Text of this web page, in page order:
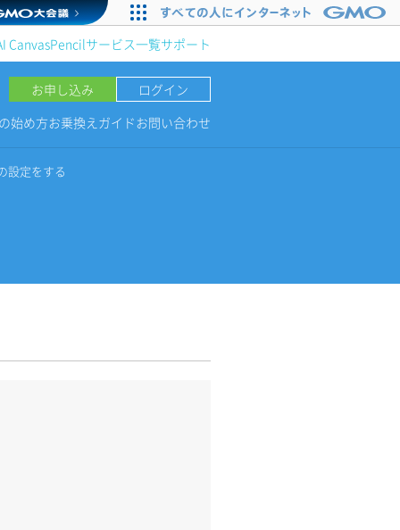
CanvasPencilサービス一覧サポート
お申し込み
ログイン
始め方お乗換えガイドお問い合わせ
設定をする